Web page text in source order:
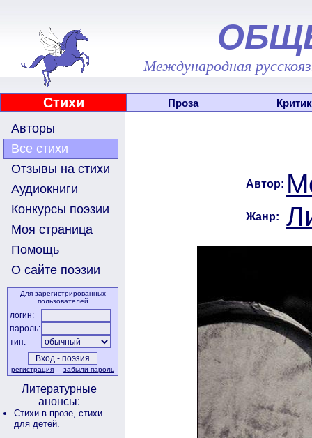
Международная
Стихи Проза
Авторы
Все стихи
Отзывы на стихи
Аудиокниги
Конкурсы поэзии
Моя страница
Помощь
О сайте поэзии
Для зарегистрированных
пользователей
логин:
пароль:
тип:
регистрация забыли пароль
Литературные
анонсы:
Стихи в прозе, стихи
для детей.
Автор:
Жанр: